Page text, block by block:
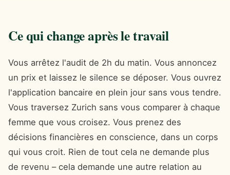
Ce qui change après le travail
Vous arrêtez l'audit de 2h du matin. Vous annoncez
un prix et laissez le silence se déposer. Vous ouvrez
l'application bancaire en plein jour sans vous tendre.
Vous traversez Zurich sans vous comparer à chaque
femme que vous croisez. Vous prenez des
décisions financières en conscience, dans un corps
qui vous croit. Rien de tout cela ne demande plus
de revenu – cela demande une autre relation au